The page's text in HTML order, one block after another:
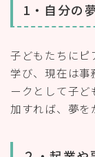
1・自分の
子どもたちにピ
学び、現在は事
ークとして子
加すれば、夢を